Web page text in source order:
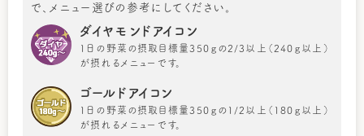
で、メニュー選びの参考にしてください。
ダイヤモンドアイコン
1日の野菜の摂取目標量350ｇの2/3以上（240ｇ以上）
が摂れるメニューです。
ゴールドアイコン
1日の野菜の摂取目標量350ｇの1/2以上（180ｇ以上）
が摂れるメニューです。